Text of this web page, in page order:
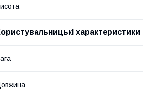
характеристики